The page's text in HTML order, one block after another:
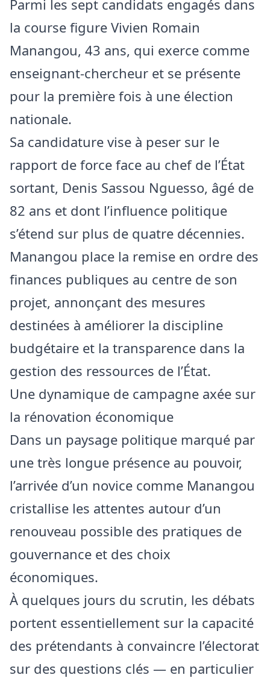
Parmi les sept candidats engagés dans
la course figure Vivien Romain
Manangou, 43 ans, qui exerce comme
enseignant-chercheur et se présente
pour la première fois à une élection
nationale.
Sa candidature vise à peser sur le
rapport de force face au chef de l’État
sortant, Denis Sassou Nguesso, âgé de
82 ans et dont l’influence politique
s’étend sur plus de quatre décennies.
Manangou place la remise en ordre des
finances publiques au centre de son
projet, annonçant des mesures
destinées à améliorer la discipline
budgétaire et la transparence dans la
gestion des ressources de l’État.
Une dynamique de campagne axée sur
la rénovation économique
Dans un paysage politique marqué par
une très longue présence au pouvoir,
l’arrivée d’un novice comme Manangou
cristallise les attentes autour d’un
renouveau possible des pratiques de
gouvernance et des choix
économiques.
À quelques jours du scrutin, les débats
portent essentiellement sur la capacité
des prétendants à convaincre l’électorat
sur des questions clés — en particulier